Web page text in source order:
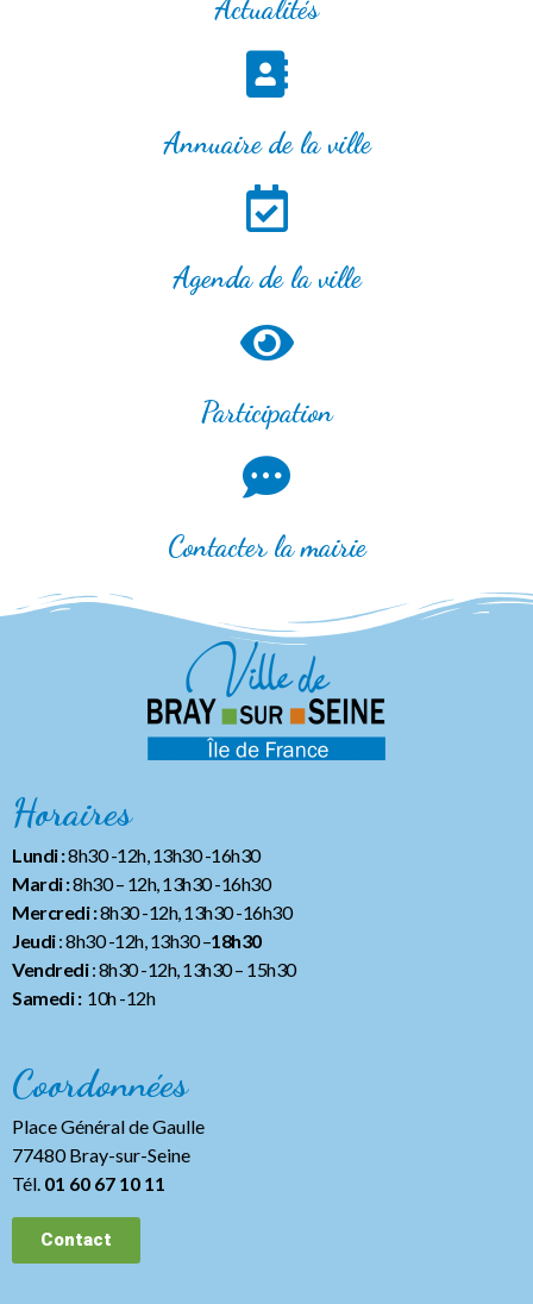
Actualités
Annuaire de la ville
Agenda de la ville
Participation
Contacter la mairie
Horaires
Lundi :8h30 -12h, 13h30 -16h30
Mardi :8h30 – 12h, 13h30 -16h30
Mercredi :8h30 -12h, 13h30 -16h30
Jeudi: 8h30 -12h, 13h30 –18h30
Vendredi: 8h30 -12h, 13h30– 15h30
Samedi :10h -12h
Coordonnées
Place Général de Gaulle
77480 Bray-sur-Seine
Tél. 01 60 67 10 11
Contact